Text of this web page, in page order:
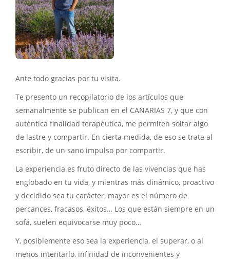
Ante todo gracias por tu visita.
Te presento un recopilatorio de los artículos que
semanalmente se publican en el CANARIAS 7, y que con
auténtica finalidad terapéutica, me permiten soltar algo
de lastre y compartir. En cierta medida, de eso se trata al
escribir, de un sano impulso por compartir.
La experiencia es fruto directo de las vivencias que has
englobado en tu vida, y mientras más dinámico, proactivo
y decidido sea tu carácter, mayor es el número de
percances, fracasos, éxitos… Los que están siempre en un
sofá, suelen equivocarse muy poco…
Y, posiblemente eso sea la experiencia, el superar, o al
menos intentarlo, infinidad de inconvenientes y